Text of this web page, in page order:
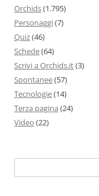
Orchids(1.795)
Personaggi(7)
Quiz(46)
Schede(64)
Scrivi a Orchids.it(3)
Spontanee(57)
Tecnologie(14)
Terza pagina (24)
Video (22)
per: